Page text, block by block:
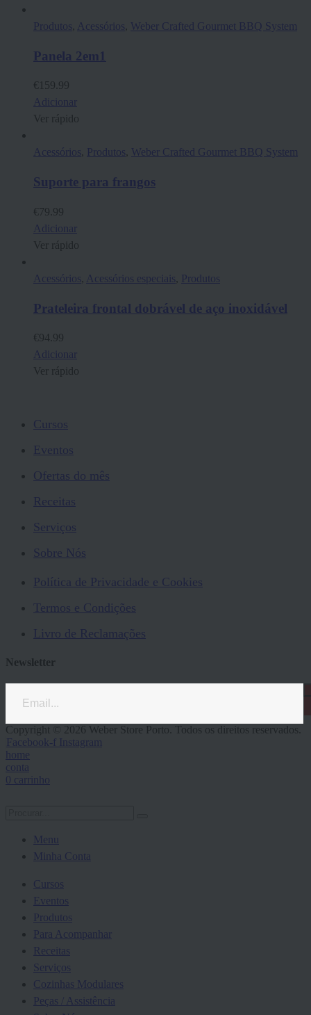
Produtos Acessórios Weber Crafted Gourmet BBQ System
Panela 2em1
€
159.99
Adicionar
Ver rápido
Acessórios, Produtos, Weber Crafted Gourmet BBQ System
Suporte para frangos
€ 79.99
Adicionar
Ver rápido
Acessórios Acessórios especiais Produtos
Prateleira frontal dobrável de aço inoxidável
€ 94.99
Adicionar
Ver rápido
Cursos
Eventos
Ofertas do mês
Receitas
Serviços
Sobre Nós
Política de Privacidade e Cookies
Termos e Condições
Livro de Reclamações
Newsletter
Copyright © 2026 Weber Store Porto. Todos os direitos reservados.
Facebook-f Instagram
home
conta
0 carrinho
Menu
Minha Conta
Cursos
Eventos
Produtos
Para Acompanhar
Receitas
Serviços
Cozinhas Modulares
Peças / Assistência